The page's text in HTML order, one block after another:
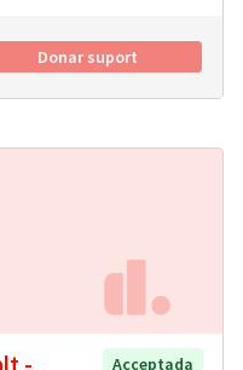
Donar suport
-
Acceptada